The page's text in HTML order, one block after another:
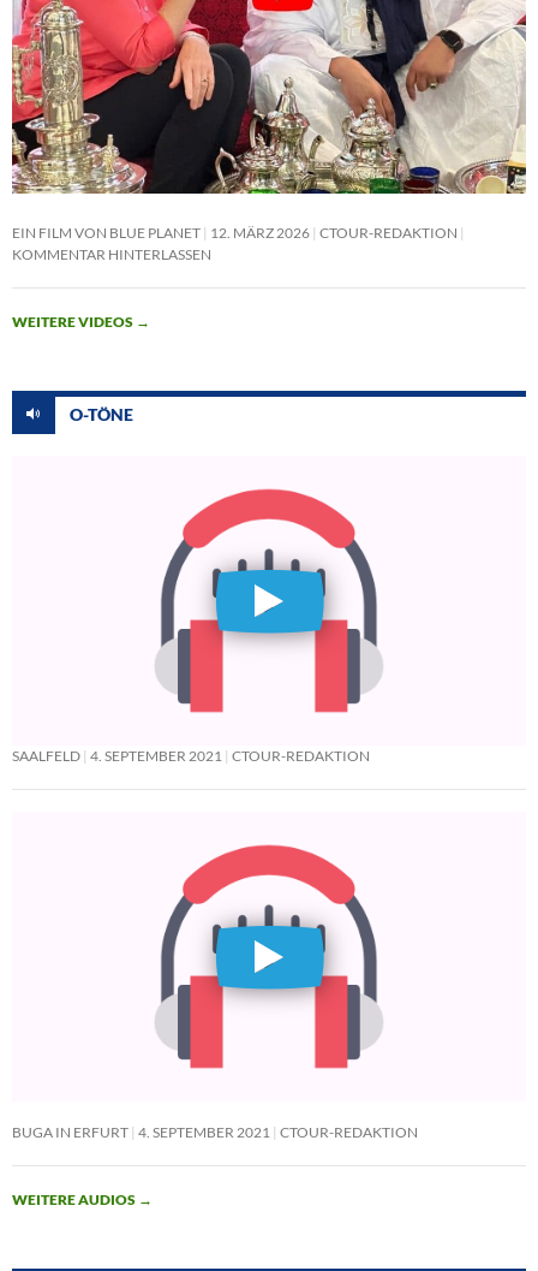
EIN FILM VON BLUE PLANET 12. MÄRZ 2026 CTOUR-REDAKTION
KOMMENTAR HINTERLASSEN
WEITERE VIDEOS →
O-TÖNE
SAALFELD 4. SEPTEMBER 2021 CTOUR-REDAKTION
BUGA IN ERFURT 4. SEPTEMBER 2021 CTOUR-REDAKTION
WEITERE AUDIOS →